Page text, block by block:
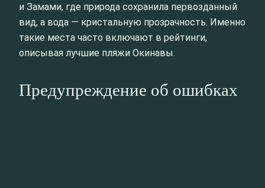
и Замами, где природа сохранила первозданный
вид, а вода — кристальную прозрачность. Именно
такие места часто включают в рейтинги,
описывая лучшие пляжи Окинавы.
Предупреждение об ошибках